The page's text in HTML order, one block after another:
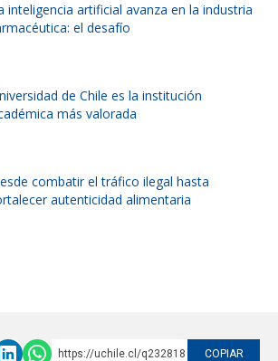
inteligencia artificial avanza en la industria
el desafío
de Chile es la institución
más valorada
combatir el tráfico ilegal hasta
autenticidad alimentaria
https://uchile.cl/q232818 COPIAR